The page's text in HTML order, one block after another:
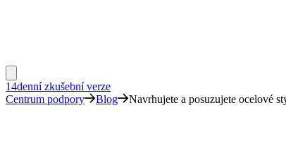
14denní zkušební verze
Centrum podpory
Blog Navrhujete a posuzujete ocelové